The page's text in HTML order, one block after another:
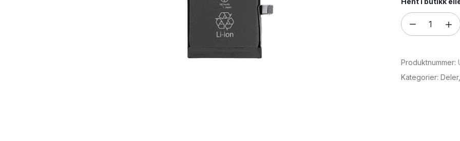
Batteri
til
SE
(2020
Produktnummer:
Kategorier: Deler